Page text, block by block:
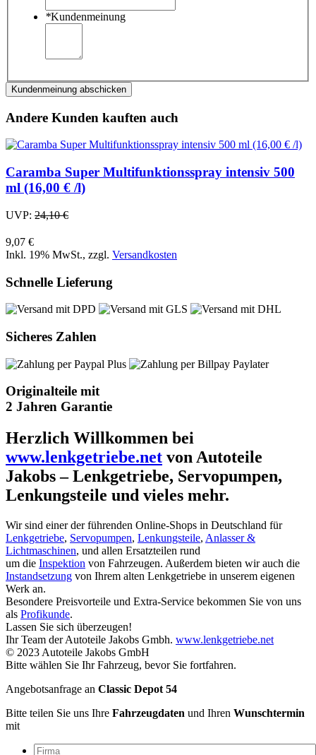
*Kundenmeinung
Kundenmeinung abschicken
Andere Kunden kauften auch
Caramba Super Multifunktionsspray intensiv 500
ml (16,00 € /l)
UVP: 24,10 €
9,07 €
Inkl. 19% MwSt., zzgl. Versandkosten
Schnelle Lieferung
Sicheres Zahlen
Originalteile mit
2 Jahren Garantie
Herzlich Willkommen bei
www.lenkgetriebe.net von Autoteile
Jakobs – Lenkgetriebe, Servopumpen,
Lenkungsteile und vieles mehr.
Wir sind einer der führenden Online-Shops in Deutschland für
Lenkgetriebe, Servopumpen, Lenkungsteile, Anlasser &
Lichtmaschinen, und allen Ersatzteilen rund
um die Inspektion von Fahrzeugen. Außerdem bieten wir auch die
Instandsetzung von Ihrem alten Lenkgetriebe in unserem eigenen
Werk an.
Besondere Preisvorteile und Extra-Service bekommen Sie von uns
als Profikunde.
Lassen Sie sich überzeugen!
Ihr Team der Autoteile Jakobs Gmbh. www.lenkgetriebe.net
© 2023 Autoteile Jakobs GmbH
Bitte wählen Sie Ihr Fahrzeug, bevor Sie fortfahren.
Angebotsanfrage an Classic Depot 54
Bitte teilen Sie uns Ihre Fahrzeugdaten und Ihren Wunschtermin
mit